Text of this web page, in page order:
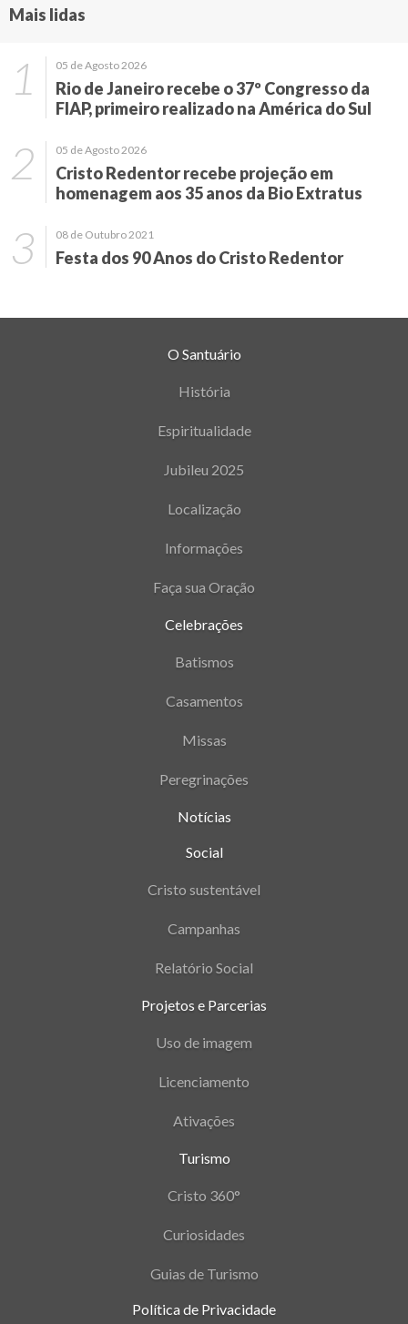
Mais lidas
05 de Agosto 2026
Rio de Janeiro recebe o 37º Congresso da
FIAP, primeiro realizado na América do Sul
05 de Agosto 2026
Cristo Redentor recebe projeção em
homenagem aos 35 anos da Bio Extratus
08 de Outubro 2021
Festa dos 90 Anos do Cristo Redentor
O Santuário
História
Espiritualidade
Jubileu 2025
Localização
Informações
Faça sua Oração
Celebrações
Batismos
Casamentos
Missas
Peregrinações
Notícias
Social
Cristo sustentável
Campanhas
Relatório Social
Projetos e Parcerias
Uso de imagem
Licenciamento
Ativações
Turismo
Cristo 360°
Curiosidades
Guias de Turismo
Política de Privacidade